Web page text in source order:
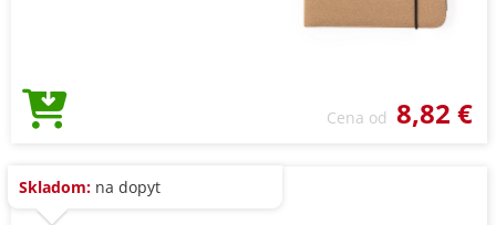
Cena od 8,82 €
Skladom: na dopyt